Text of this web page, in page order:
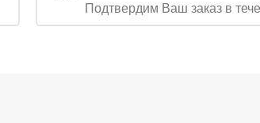
Подтвердим Ваш заказ в